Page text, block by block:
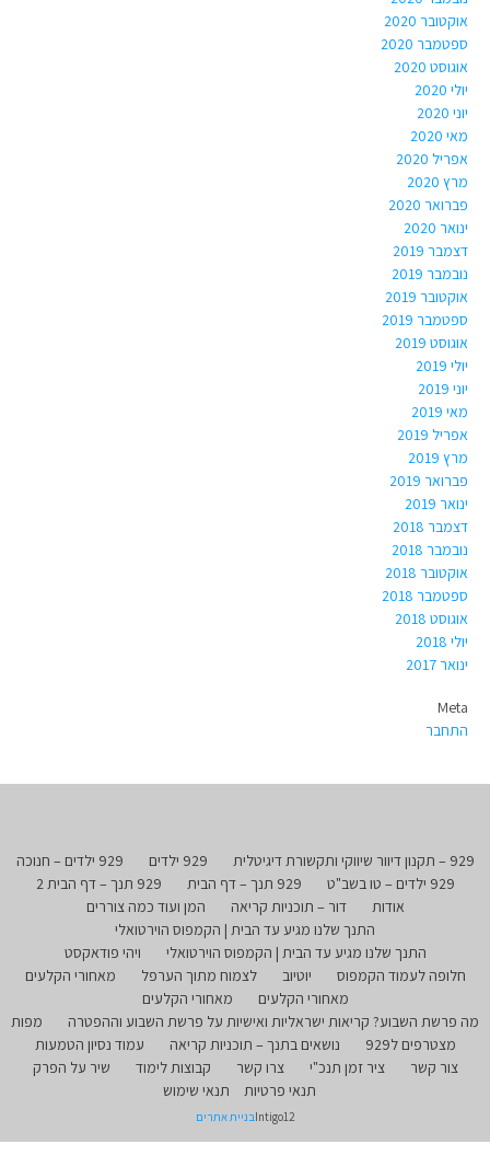
אוקטובר 2020
ספטמבר 2020
אוגוסט 2020
יולי 2020
יוני 2020
מאי 2020
אפריל 2020
מרץ 2020
פברואר 2020
ינואר 2020
דצמבר 2019
נובמבר 2019
אוקטובר 2019
ספטמבר 2019
אוגוסט 2019
יולי 2019
יוני 2019
מאי 2019
אפריל 2019
מרץ 2019
פברואר 2019
ינואר 2019
דצמבר 2018
נובמבר 2018
אוקטובר 2018
ספטמבר 2018
אוגוסט 2018
יולי 2018
ינואר 2017
Meta
התחבר
929 – תקנון דיוור שיווקי ותקשורת דיגיטלית 929 ילדים
929 ילדים – חנוכה
929 ילדים – טו בשב"ט
929 תנך – דף הבית
929 תנך – דף הבית 2
אודות
דור – תוכניות קריאה
המן ועוד כמה צוררים
התנך שלנו מגיע עד הבית | הקמפוס הוירטואלי
התנך שלנו מגיע עד הבית | הקמפוס הוירטואלי
ויהי פודאקסט
חלופה לעמוד הקמפוס
יוטיוב לצמוח מתוך הערפל
מאחורי הקלעים
מאחורי הקלעים
מאחורי הקלעים
מה פרשת השבוע? קריאות ישראליות ואישיות על פרשת השבוע וההפטרה
מפות
מצטרפים ל929
נושאים בתנך – תוכניות קריאה
עמוד נסיון הטמעות
צור קשר
ציר זמן תנכ"י צרו קשר קבוצות לימוד
שיר על הפרק
תנאי פרטיות
תנאי שימוש
Intigo12בניית אתרים